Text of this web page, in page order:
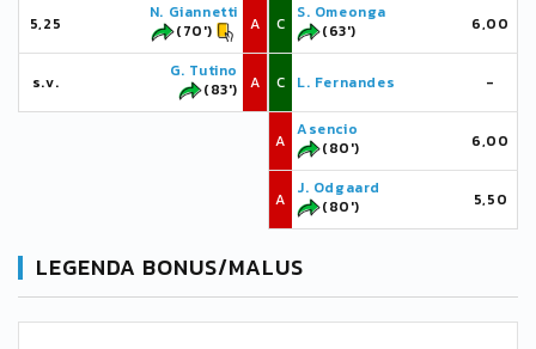
5,25
N. Giannetti
(70')
A
s.v.
G. Tutino
(83')
A
C
S. Omeonga
(63')
6,00
C L. Fernandes -
A
Asencio
(80')
6,00
A
J. Odgaard
(80')
5,50
LEGENDA BONUS/MALUS